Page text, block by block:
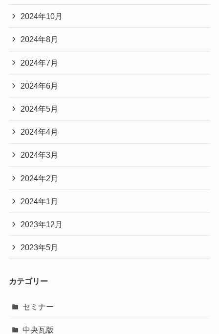
2024年10月
2024年8月
2024年7月
2024年6月
2024年5月
2024年4月
2024年3月
2024年2月
2024年1月
2023年12月
2023年5月
カテゴリー
セミナー
中央瓦版